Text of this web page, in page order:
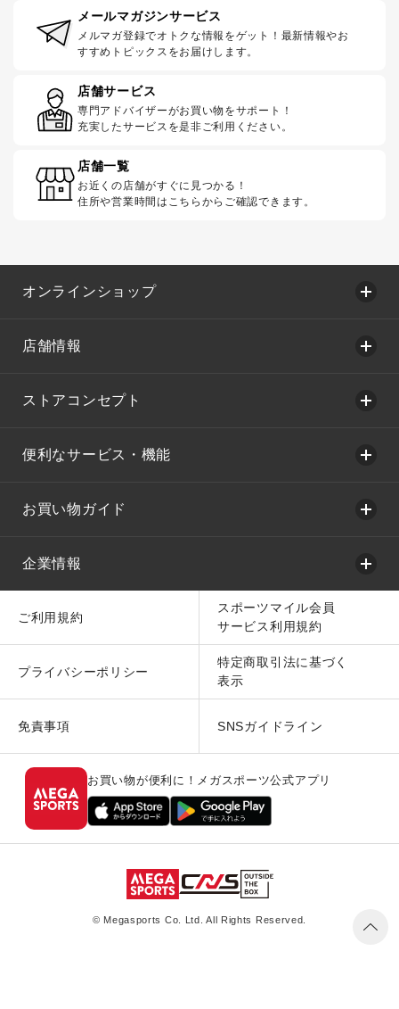
メールマガジンサービス
メルマガ登録でオトクな情報をゲット！最新情報やお
すすめトピックスをお届けします。
店舗サービス
専門アドバイザーがお買い物をサポート！
充実したサービスを是非ご利用ください。
店舗一覧
お近くの店舗がすぐに見つかる！
住所や営業時間はこちらからご確認できます。
オンラインショップ
店舗情報
ストアコンセプト
便利なサービス・機能
お買い物ガイド
企業情報
ご利用規約
スポーツマイル会員
サービス利用規約
プライバシーポリシー
特定商取引法に基づく
表示
免責事項 SNSガイドライン
お買い物が便利に！メガスポーツ公式アプリ
© Megasports Co. Ltd. All Rights Reserved.